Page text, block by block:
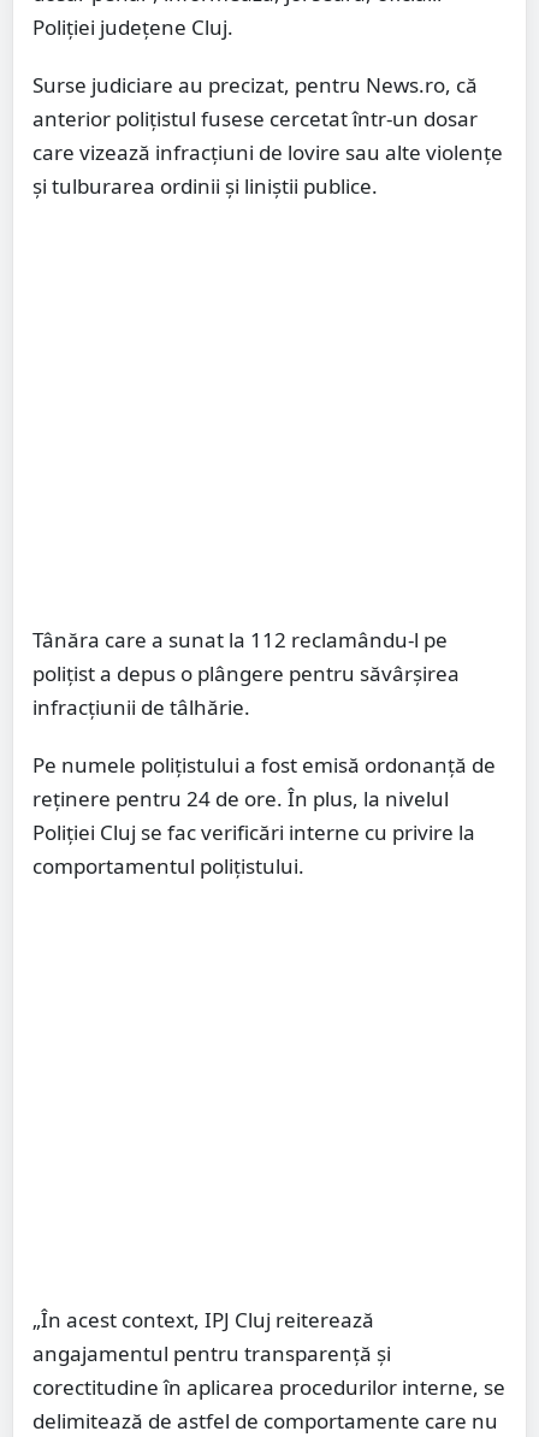
Poliţiei judeţene Cluj.
Surse judiciare au precizat, pentru News.ro, că
anterior poliţistul fusese cercetat într-un dosar
care vizează infracţiuni de lovire sau alte violenţe
şi tulburarea ordinii şi liniştii publice.
Tânăra care a sunat la 112 reclamându-l pe
poliţist a depus o plângere pentru săvârşirea
infracţiunii de tâlhărie.
Pe numele poliţistului a fost emisă ordonanţă de
reţinere pentru 24 de ore. În plus, la nivelul
Poliţiei Cluj se fac verificări interne cu privire la
comportamentul poliţistului.
„În acest context, IPJ Cluj reiterează
angajamentul pentru transparenţă şi
corectitudine în aplicarea procedurilor interne, se
delimitează de astfel de comportamente care nu